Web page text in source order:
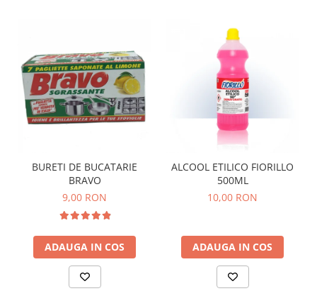
BURETI DE BUCATARIE
BRAVO
9,00 RON
ADAUGA IN COS
ALCOOL ETILICO FIORILLO
500ML
10,00 RON
ADAUGA IN COS